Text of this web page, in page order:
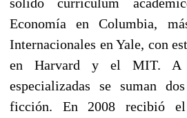
Economía en Columbia,
Internacionales en Yale, con
en Harvard y el MIT. A
especializadas se suman
ficción. En 2008 recibió